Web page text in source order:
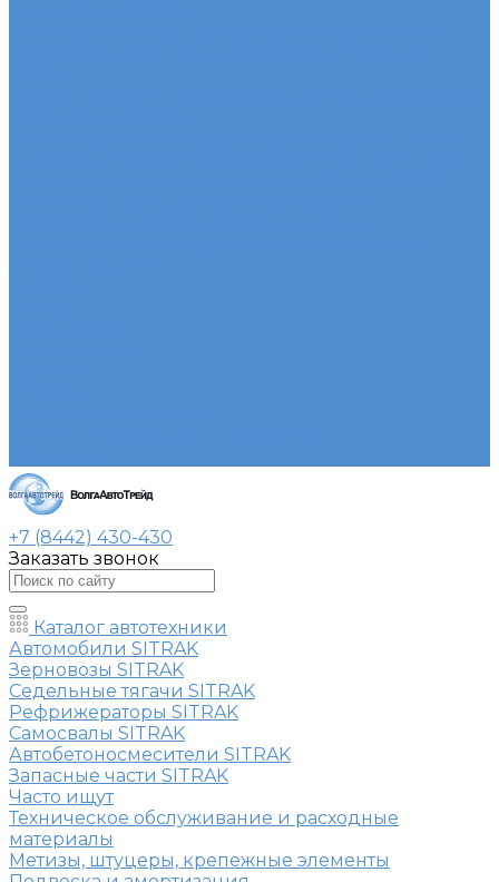
+7 (8442) 430-430
Заказать звонок
Каталог автотехники
Автомобили SITRAK
Зерновозы SITRAK
Седельные тягачи SITRAK
Рефрижераторы SITRAK
Самосвалы SITRAK
Автобетоносмесители SITRAK
Запасные части SITRAK
Часто ищут
Техническое обслуживание и расходные
материалы
Метизы, штуцеры, крепежные элементы